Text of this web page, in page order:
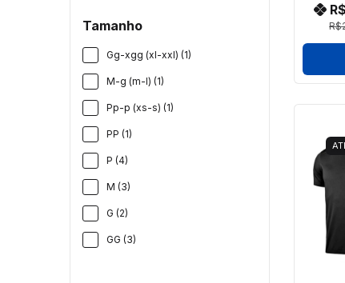
Tamanho
Gg-xgg (xl-xxl) (1)
M-g (m-l) (1)
Pp-p (xs-s) (1)
PP (1)
P (4)
M (3)
G (2)
GG (3)